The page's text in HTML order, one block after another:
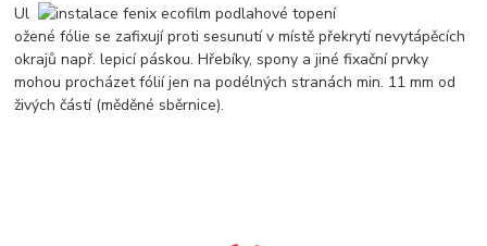
Ul
ožené fólie se zafixují proti sesunutí v místě překrytí nevytápěcích
okrajů např. lepicí páskou. Hřebíky, spony a jiné fixační prvky
mohou procházet fólií jen na podélných stranách min. 11 mm od
živých částí (měděné sběrnice).